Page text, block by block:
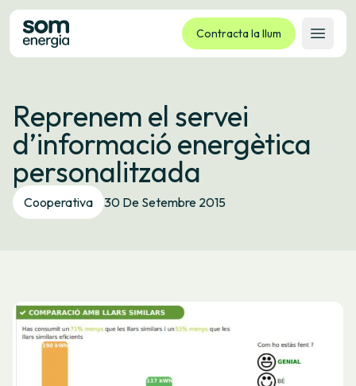
Contracta la llum
Obrir
Tarifes
Serveis
Empreses
La cooperativa
Contacte
Reprenem el servei
d’informació energètica
personalitzada
Cooperativa 30 De Setembre 2015